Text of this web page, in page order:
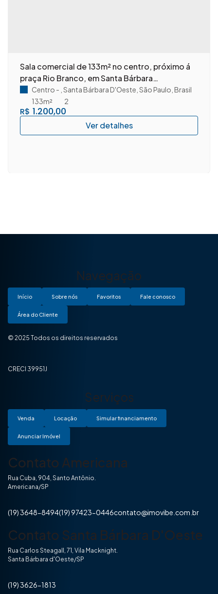
Sala comercial de 133m² no centro, próximo á
praça Rio Branco, em Santa Bárbara
D'Oeste/SP.
R$ 1.200,00
Centro Santa Bárbara D'Oeste São Paulo Brasil
2
133m²
Navegação
Início Sobre nós Favoritos Fale conosco
Área do Cliente
© 2025 Todos os direitos reservados
CRECI 39951J
Serviços
Venda Locação Simular financiamento
Anunciar Imóvel
Contato Americana
Rua Cuba, 904, Santo Antônio.
Americana/SP
(19) 3648-8494(19) 97423-0446contato@imovibe.com.br
Contato Santa Bárbara D'Oeste
Rua Carlos Steagall, 71, Vila Macknight.
Santa Bárbara d'Oeste/SP
(19) 3626-1813